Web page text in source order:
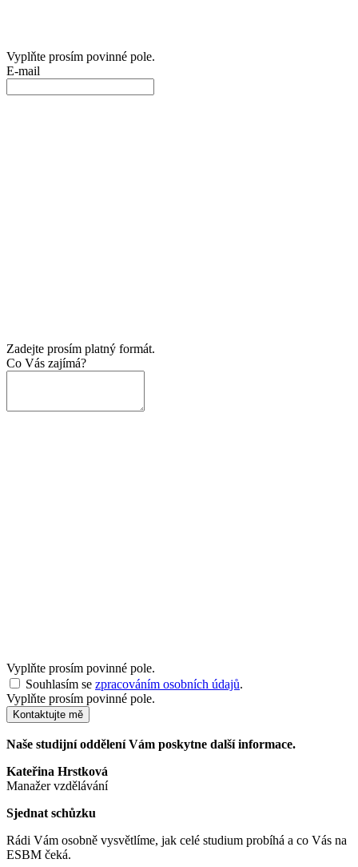
Vyplňte prosím povinné pole.
E-mail
Zadejte prosím platný formát.
Co Vás zajímá?
Vyplňte prosím povinné pole.
Souhlasím se zpracováním osobních údajů.
Vyplňte prosím povinné pole.
Kontaktujte mě
Naše studijní oddělení Vám poskytne další informace.
Kateřina Hrstková
Manažer vzdělávání
Sjednat schůzku
Rádi Vám osobně vysvětlíme, jak celé studium probíhá a co Vás na
ESBM čeká.